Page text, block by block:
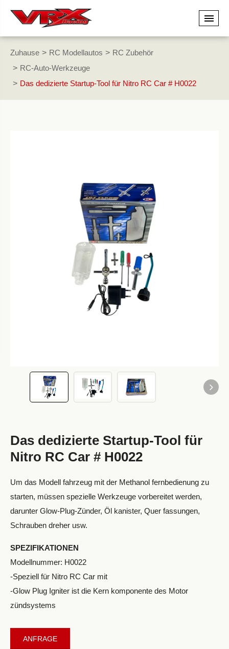
Zuhause RC Modellautos
RC Zubehör
RC-Auto-Werkzeuge
Das dedizierte Startup-Tool für Nitro RC Car # H0022
Das dedizierte Startup-Tool für
Nitro RC Car # H0022
Um das Modell fahrzeug mit der Methanol fernbedienung zu
starten, müssen spezielle Werkzeuge vorbereitet werden,
darunter Glow-Plug-Zünder, Öl kanister, Quer fassungen,
Schrauben dreher usw.
SPEZIFIKATIONEN
Modellnummer: H0022
-Speziell für Nitro RC Car mit
-Glow Plug Igniter ist die Kern komponente des Motor
zündsystems
ANFRAGE